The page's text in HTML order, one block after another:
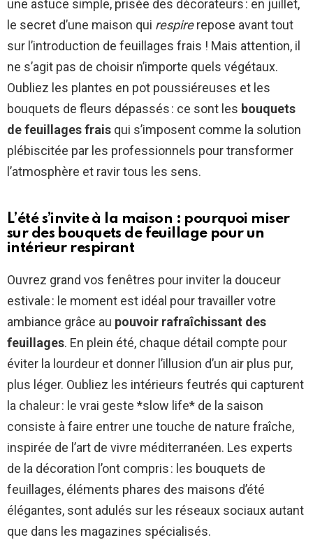
une astuce simple, prisée des décorateurs : en juillet,
le secret d’une maison qui respirerepose avant tout
sur l’introduction de feuillages frais ! Mais attention, il
ne s’agit pas de choisir n’importe quels végétaux.
Oubliez les plantes en pot poussiéreuses et les
bouquets de fleurs dépassés : ce sont les bouquets
de feuillages frais qui s’imposent comme la solution
plébiscitée par les professionnels pour transformer
l’atmosphère et ravir tous les sens.
L’été s’invite à la maison : pourquoi miser
sur des bouquets de feuillage pour un
intérieur respirant
Ouvrez grand vos fenêtres pour inviter la douceur
estivale : le moment est idéal pour travailler votre
ambiance grâce au pouvoir rafraîchissant des
feuillages. En plein été, chaque détail compte pour
éviter la lourdeur et donner l’illusion d’un air plus pur,
plus léger. Oubliez les intérieurs feutrés qui capturent
la chaleur : le vrai geste *slow life* de la saison
consiste à faire entrer une touche de nature fraîche,
inspirée de l’art de vivre méditerranéen. Les experts
de la décoration l’ont compris : les bouquets de
feuillages, éléments phares des maisons d’été
élégantes, sont adulés sur les réseaux sociaux autant
que dans les magazines spécialisés.